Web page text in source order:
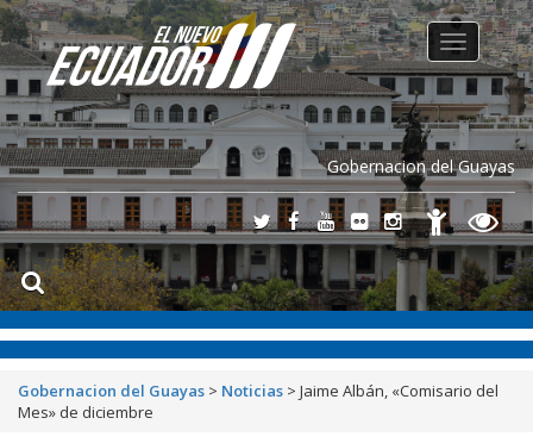
Gobernacion del Guayas
Toggle
navigation
Gobernacion del Guayas > Noticias > Jaime Albán, «Comisario del
Mes» de diciembre